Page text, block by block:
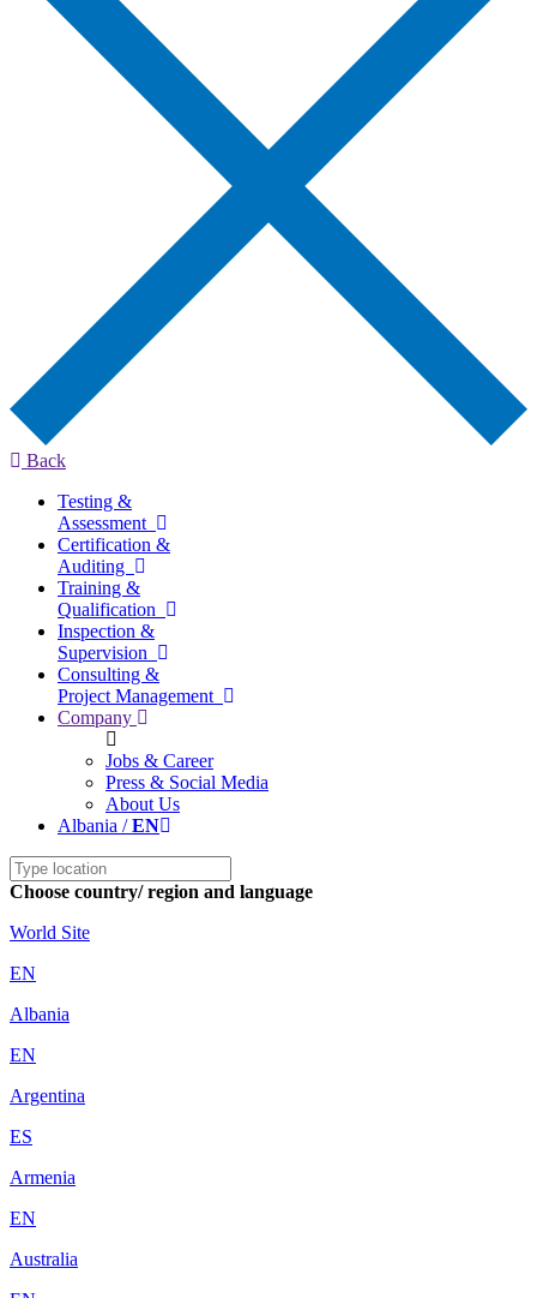
Back
Testing &
Assessment
Certification &
Auditing
Training &
Qualification
Inspection &
Supervision
Consulting &
Project Management
Company
Jobs & Career
Press & Social Media
About Us
Albania /EN
Choose country/ region and language
World Site
EN
Albania
EN
Argentina
ES
Armenia
EN
Australia